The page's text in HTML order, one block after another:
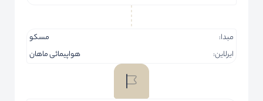
مبدا:
مسکو
ایرلاین:
هواپیمائی ماهان